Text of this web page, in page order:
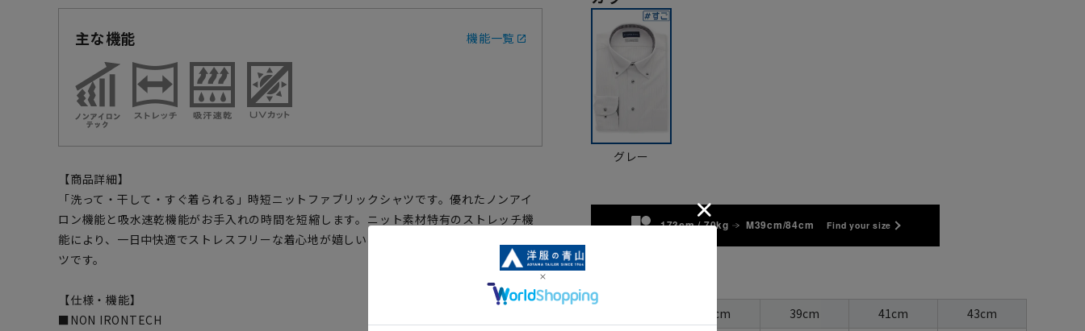
主な機能 機能一覧
【商品詳細】
「洗って・干して・すぐ着られる」時短ニットファブリックシャツです。優れたノンアイ
ロン機能と吸水速乾機能がお手入れの時間を短縮します。ニット素材特有のストレッチ機
能により、一日中快適でストレスフリーな着心地が嬉しい、オススメのノンアイロンシャ
ツです。
【仕様・機能】
■NON IRONTECH
グレー
173cm / 70kg M39cm/84cm Find your size
37cm 39cm 41cm 43cm